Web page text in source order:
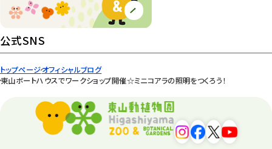
トップページオフィシャルブログ
東山ボートハウスでワークショップ開催☆ミニコアラの照明をつくろう！
ズーボ
イベント
環境教育
公式SNS